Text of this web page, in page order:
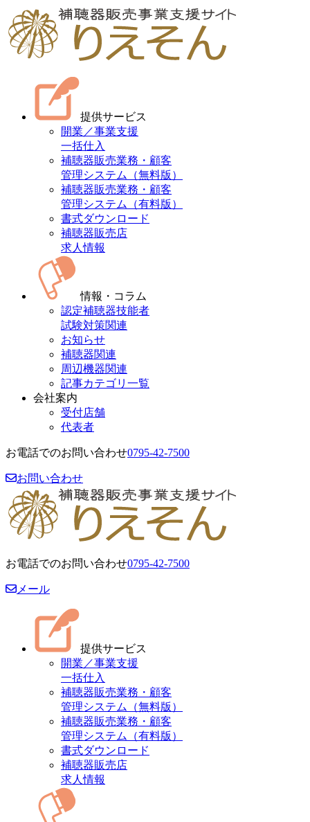
提供サービス
開業／事業支援
一括仕入
補聴器販売業務・顧客
管理システム（無料版）
補聴器販売業務・顧客
管理システム（有料版）
書式ダウンロード
補聴器販売店
求人情報
情報・コラム
認定補聴器技能者
試験対策関連
お知らせ
補聴器関連
周辺機器関連
記事カテゴリ一覧
会社案内
受付店舗
代表者
お電話でのお問い合わせ0795-42-7500
お問い合わせ
お電話でのお問い合わせ0795-42-7500
メール
提供サービス
開業／事業支援
一括仕入
補聴器販売業務・顧客
管理システム（無料版）
補聴器販売業務・顧客
管理システム（有料版）
書式ダウンロード
補聴器販売店
求人情報